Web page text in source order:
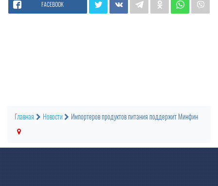
FACEBOOK
Главная Новости Импортеров продуктов питания поддержит Минфин